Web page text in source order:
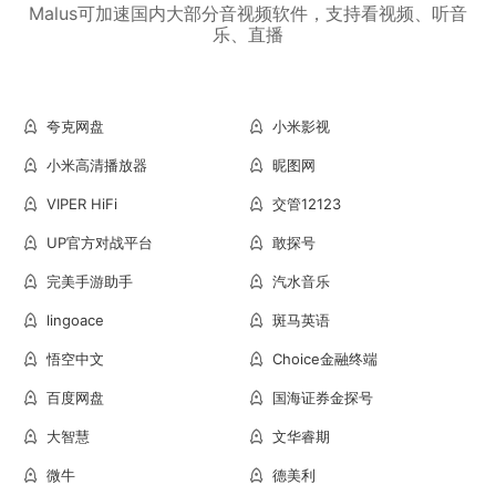
Malus可加速国内大部分音视频软件，支持看视频、听音
乐、直播
夸克网盘 小米影视
小米高清播放器 昵图网
VIPER HiFi 交管12123
UP官方对战平台 敢探号
完美手游助手 汽水音乐
lingoace 斑马英语
悟空中文 Choice金融终端
百度网盘 国海证券金探号
大智慧 文华睿期
微牛 德美利